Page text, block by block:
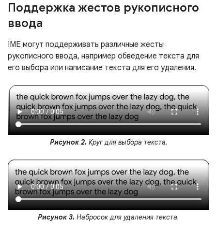
Поддержка жестов рукописного
ввода
IME могут поддерживать различные жесты
рукописного ввода, например обведение текста для
его выбора или написание текста для его удаления.
Рисунок 2. Круг для выбора текста.
Рисунок 3. Набросок для удаления текста.